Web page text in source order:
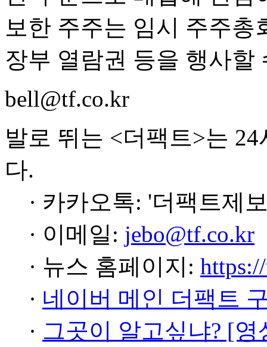
보한 주주는 임시 주주총
장부 열람권 등을 행사할
bell@tf.co.kr
발로 뛰는 <더팩트>는
다.
· 카카오톡: '더팩트제
· 이메일: jebo@tf.co.kr
· 뉴스 홈페이지:
· 네이버 메인 더팩트
· 그곳이 알고싶냐? [